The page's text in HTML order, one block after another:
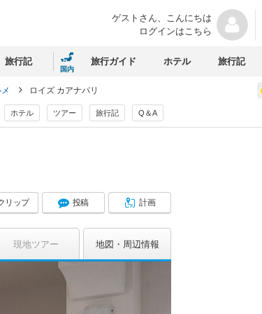
ゲストさん、 こんにちは
ログインはこちら
旅行記
国内
旅行ガイド ホテル 旅行記
ロイズ カアナパリ
ホテル ツアー 旅行記 Q＆A
リップ 投稿 計画
現地ツアー 地図 周辺情報